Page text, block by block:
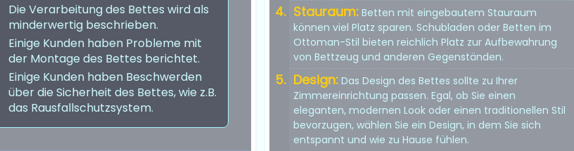
Die Verarbeitung des Bettes wird als
minderwertig beschrieben.
Einige Kunden haben Probleme mit
der Montage des Bettes berichtet.
Einige Kunden haben Beschwerden
über die Sicherheit des Bettes, wie z.B.
das Rausfallschutzsystem.
Stauraum: Betten mit eingebautem Stauraum
können viel Platz sparen. Schubladen oder Betten im
Ottoman-Stil bieten reichlich Platz zur Aufbewahrung
von Bettzeug und anderen Gegenständen.
Design: Das Design des Bettes sollte zu Ihrer
Zimmereinrichtung passen. Egal, ob Sie einen
eleganten, modernen Look oder einen traditionellen Stil
bevorzugen, wählen Sie ein Design, in dem Sie sich
entspannt und wie zu Hause fühlen.